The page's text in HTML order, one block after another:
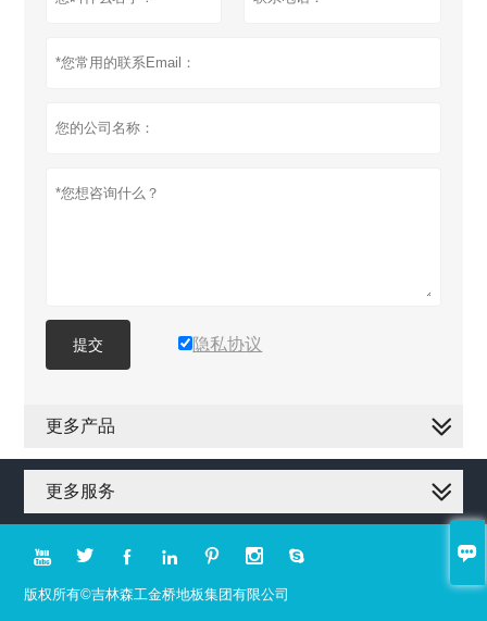

提交 隐私协议
更多产品
更多服务
      
版权所有©吉林森工金桥地板集团有限公司